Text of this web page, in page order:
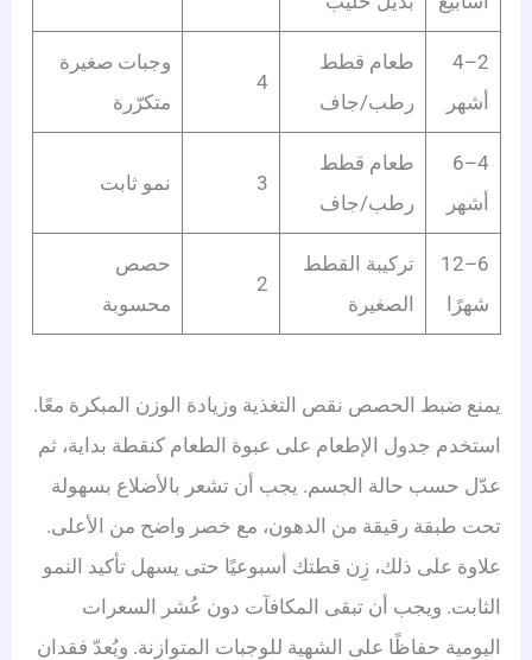
2–4
أشهر
طعام قطط
رطب/جاف
وجبات صغيرة
متكرّرة
4–6
أشهر
طعام قطط
رطب/جاف
نمو ثابت
6–12
شهرًا
تركيبة القطط
الصغيرة
حصص
محسوبة
يمنع ضبط الحصص نقص التغذية وزيادة الوزن المبكرة معًا.
استخدم جدول الإطعام على عبوة الطعام كنقطة بداية، ثم
عدّل حسب حالة الجسم. يجب أن تشعر بالأضلاع بسهولة
تحت طبقة رقيقة من الدهون، مع خصر واضح من الأعلى.
علاوة على ذلك، زِن قطتك أسبوعيًا حتى يسهل تأكيد النمو
الثابت. ويجب أن تبقى المكافآت دون عُشر السعرات
اليومية حفاظًا على الشهية للوجبات المتوازنة. ويُعدّ فقدان